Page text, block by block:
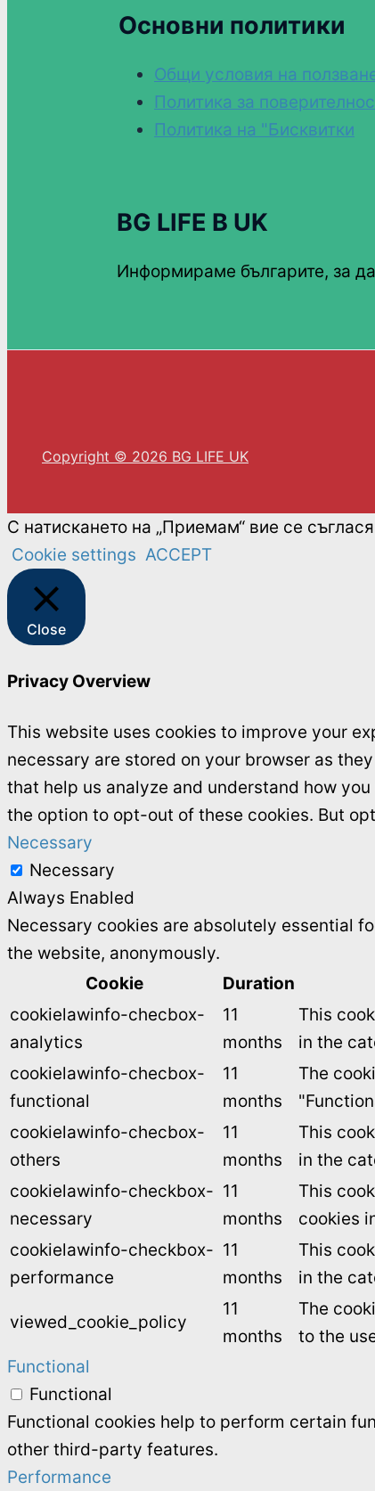
Основни политики
Общи условия на
Политика за
Политика на "Бисквитки
BG LIFE В UK
Информираме българите, за
Copyright © 2026 BG LIFE UK
С натискането на „Приемам“ вие се
Cookie settings ACCEPT
Close
Privacy Overview
This website uses cookies to improve your
necessary are stored on your browser as
that help us analyze and understand how
the option to opt-out of these cookies. But
Necessary
Necessary
Always Enabled
Necessary cookies are absolutely essential
the website, anonymously.
Cookie
Duration
cookielawinfo-checbox-
analytics
11
months
This
in the
cookielawinfo-checbox-
functional
11
months
The
cookielawinfo-checbox-
others
11
months
This
in the
cookielawinfo-checkbox-
necessary
11
months
This
cookies
cookielawinfo-checkbox-
performance
11
months
This
in the
viewed_cookie_policy
11
months
The
to the
Functional
Functional
Functional cookies help to perform certain
other third-party features.
Performance